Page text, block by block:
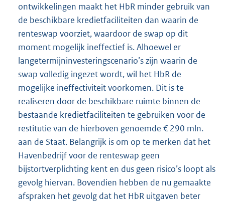
ontwikkelingen maakt het HbR minder gebruik van
de beschikbare kredietfaciliteiten dan waarin de
renteswap voorziet, waardoor de swap op dit
moment mogelijk ineffectief is. Alhoewel er
langetermijninvesteringscenario’s zijn waarin de
swap volledig ingezet wordt, wil het HbR de
mogelijke ineffectiviteit voorkomen. Dit is te
realiseren door de beschikbare ruimte binnen de
bestaande kredietfaciliteiten te gebruiken voor de
restitutie van de hierboven genoemde € 290 mln.
aan de Staat. Belangrijk is om op te merken dat het
Havenbedrijf voor de renteswap geen
bijstortverplichting kent en dus geen risico’s loopt als
gevolg hiervan. Bovendien hebben de nu gemaakte
afspraken het gevolg dat het HbR uitgaven beter